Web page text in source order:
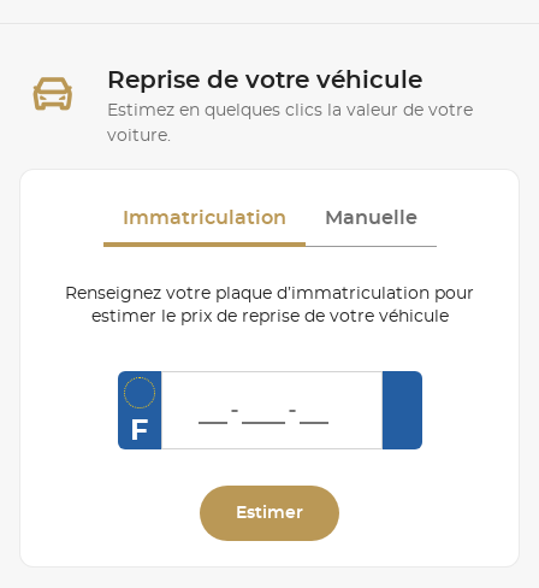
Reprise de votre véhicule
Estimez en quelques clics la valeur de votre
voiture.
Immatriculation Manuelle
Renseignez votre plaque d’immatriculation pour
estimer le prix de reprise de votre véhicule
F
Estimer